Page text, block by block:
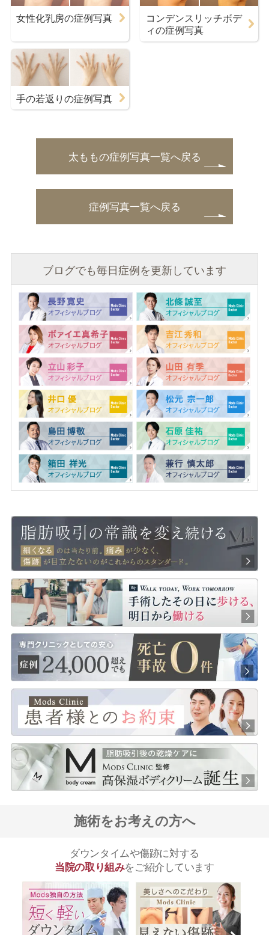
女性化乳房の症例写真
コンデンスリッチボデ
ィの症例写真
手の若返りの症例写真
太ももの症例写真一覧へ戻る
症例写真一覧へ戻る
ブログでも毎日症例を更新しています
施術をお考えの方へ
ダウンタイムや傷跡に対する
当院の取り組みをご紹介しています